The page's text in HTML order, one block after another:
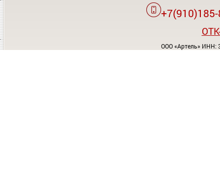
ООО «Артель» ИНН: